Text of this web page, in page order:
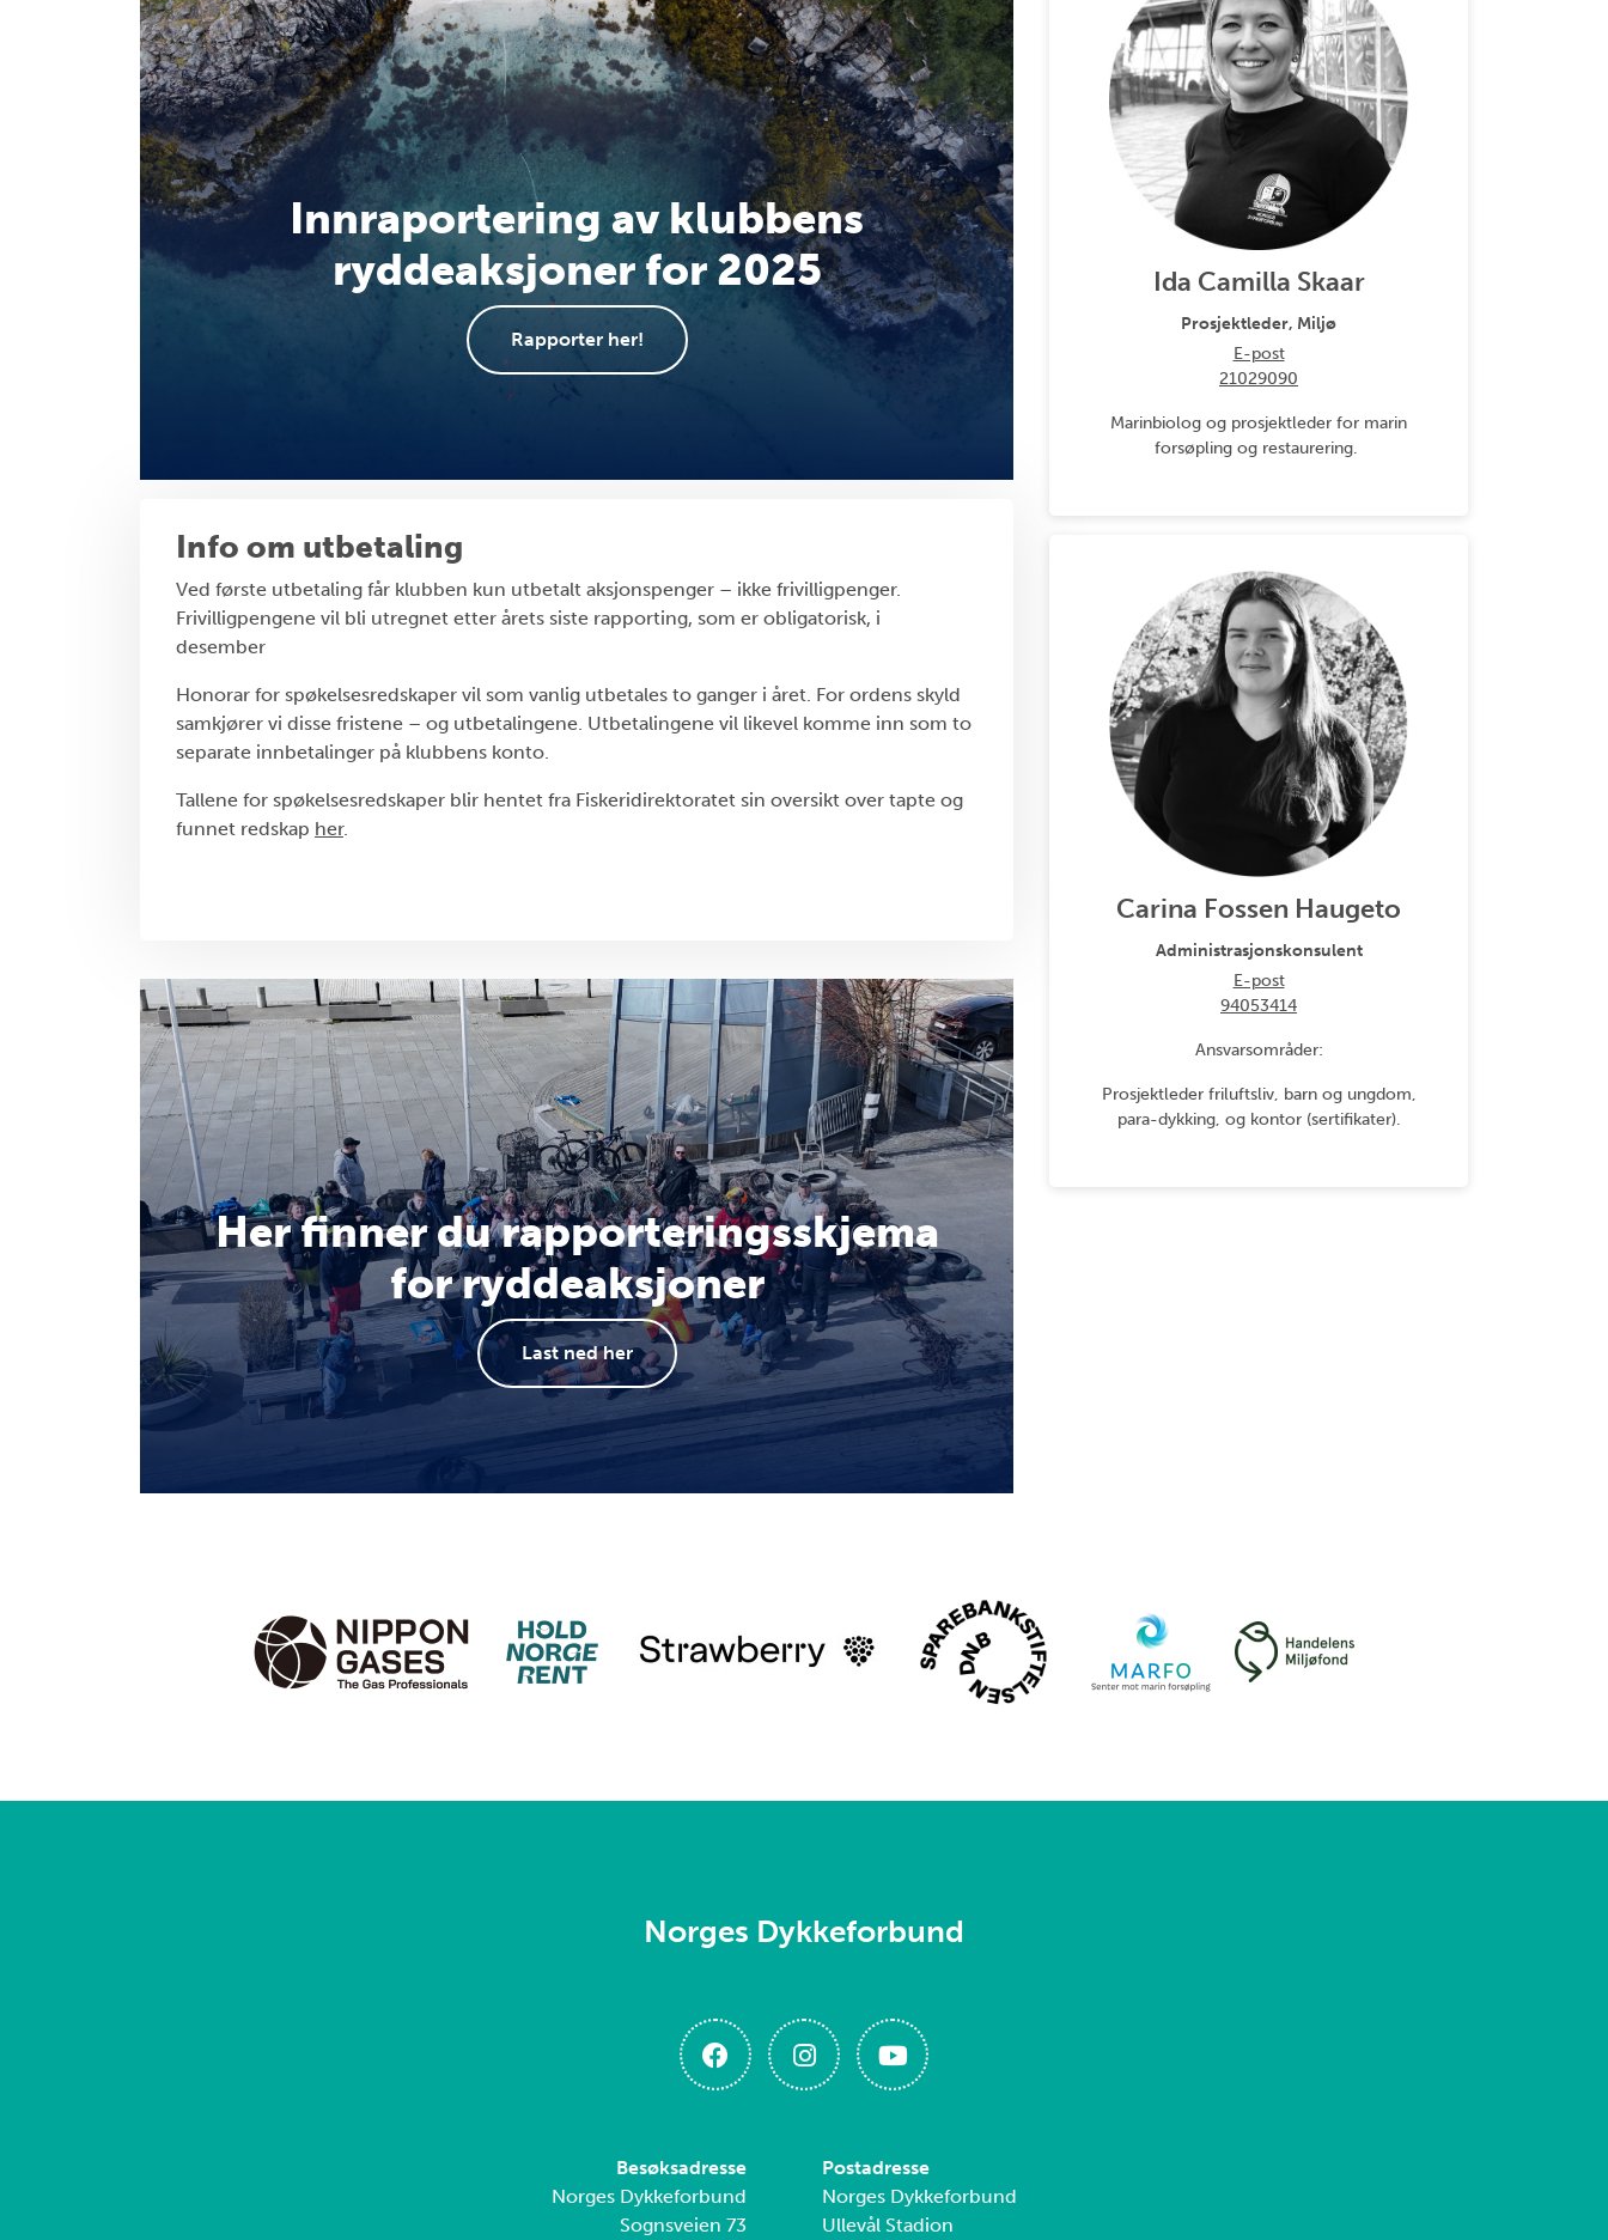
Innraportering av klubbens
ryddeaksjoner for 2025
Rapporter her!
Info om utbetaling
Ved første utbetaling får klubben kun utbetalt aksjonspenger – ikke frivilligpenger.
Frivilligpengene vil bli utregnet etter årets siste rapporting, som er obligatorisk, i
desember
Honorar for spøkelsesredskaper vil som vanlig utbetales to ganger i året. For ordens skyld
samkjører vi disse fristene – og utbetalingene. Utbetalingene vil likevel komme inn som to
separate innbetalinger på klubbens konto.
Tallene for spøkelsesredskaper blir hentet fra Fiskeridirektoratet sin oversikt over tapte og
funnet redskap her.
Her finner du rapporteringsskjema
for ryddeaksjoner
Last ned her
Ida Camilla Skaar
Prosjektleder, Miljø
E-post
21029090
Marinbiolog og prosjektleder for marin
forsøpling og restaurering.
Carina Fossen Haugeto
Administrasjonskonsulent
E-post
94053414
Ansvarsområder:
Prosjektleder friluftsliv, barn og ungdom,
para-dykking, og kontor (sertifikater).
Norges Dykkeforbund
Besøksadresse
Norges Dykkeforbund
Sognsveien 73
Postadresse
Norges Dykkeforbund
Ullevål Stadion